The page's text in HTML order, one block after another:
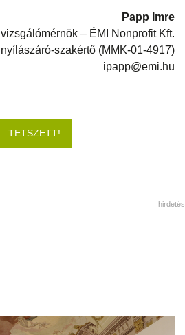
Papp Imre
vizsgálómérnök – ÉMI Nonprofit Kft.
nyílászáró-szakértő (MMK-01-4917)
ipapp@emi.hu
TETSZETT!
hirdetés